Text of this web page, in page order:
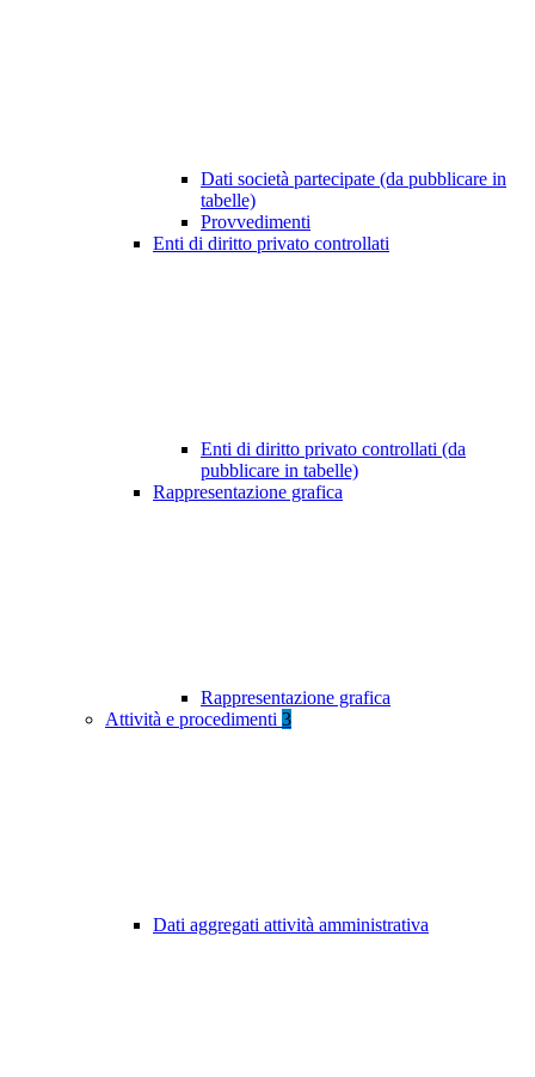
Dati società partecipate (da pubblicare in
tabelle)
Provvedimenti
Enti di diritto privato controllati
Enti di diritto privato controllati (da
pubblicare in tabelle)
Rappresentazione grafica
Rappresentazione grafica
Attività e procedimenti 3
Dati aggregati attività amministrativa